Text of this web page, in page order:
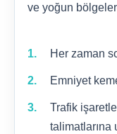
ve yoğun
Her zaman
Emniyet
Trafik
talimatlarına